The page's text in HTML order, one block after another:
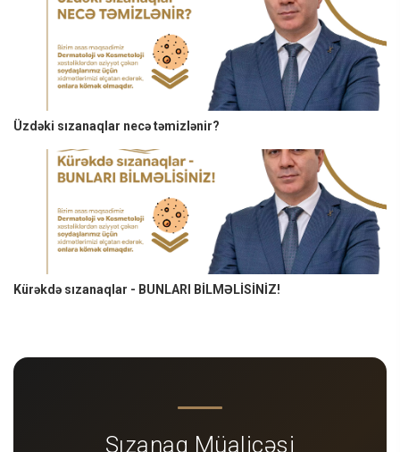
Üzdəki sızanaqlar necə təmizlənir?
Kürəkdə sızanaqlar - BUNLARI BİLMƏLİSİNİZ!
Sızanaq Müalicəsi